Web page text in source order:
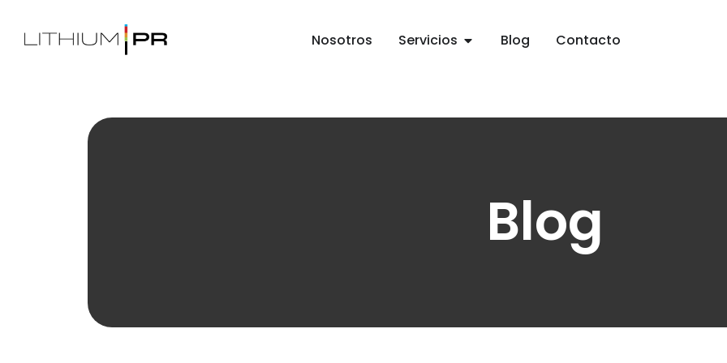
Nosotros Servicios Blog Contacto
Blog